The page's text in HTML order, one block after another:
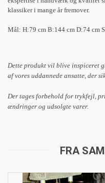
klassiker i mange år fremover.
Mål: H:79 cm B:144 cm D:74 cm
Dette produkt vil blive inspiceret
af vores uddannede ansatte, der
Der tages forbehold for trykfejl,
ændringer og udsolgte varer.
FRA